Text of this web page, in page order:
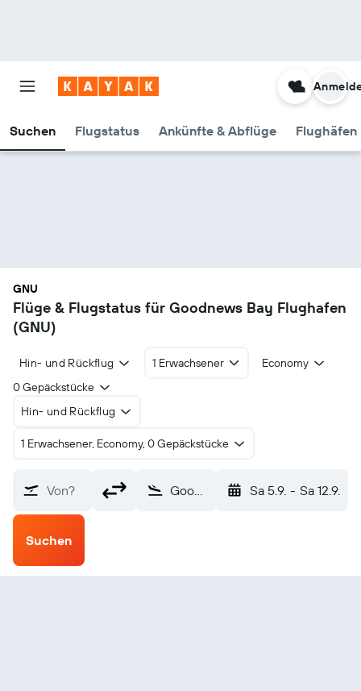
Suchen Flugstatus Ankünfte & Abflüge Flughäfen
GNU
Flüge & Flugstatus für Goodnews Bay Flughafen
(GNU)
Hin- und Rückflug 1 Erwachsener
Economy
0 Gepäckstücke
Hin- und Rückflug
1 Erwachsener, Economy, 0 Gepäckstücke
Von? Goodnews Bay (GNU) Sa 5.9. - Sa 12.9.
Suchen